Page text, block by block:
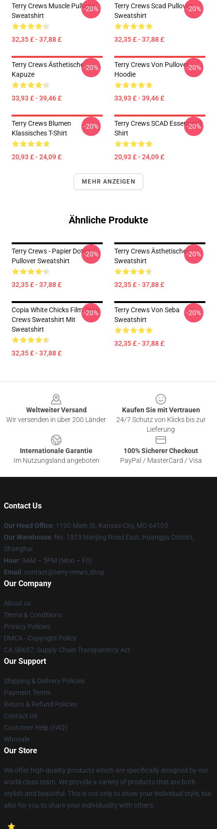
Terry Crews Muscle Pullover
Sweatshirt
32,35 £ - 37,88 £
-20%
Terry Crews Scad Pullover
Sweatshirt
32,35 £ - 37,88 £
-20%
Terry Crews Ästhetische
Kapuze
33,93 £ - 39,46 £
-20%
Terry Crews Von Pullover
Hoodie
33,93 £ - 39,46 £
-20%
Terry Crews Blumen
Klassisches T-Shirt
20,93 £ - 24,09 £
-20%
Terry Crews SCAD Essential T-
Shirt
20,93 £ - 24,09 £
-20%
MEHR ANZEIGEN
Ähnliche Produkte
Terry Crews - Papier Dotes
Pullover Sweatshirt
32,35 £ - 37,88 £
-20%
Terry Crews Ästhetisches
Sweatshirt
32,35 £ - 37,88 £
-20%
Copia White Chicks Film Terry
Crews Sweatshirt Mit
Sweatshirt
32,35 £ - 37,88 £
-20%
Terry Crews Von Seba
Sweatshirt
32,35 £ - 37,88 £
-20%
Weltweiter Versand
Wir versenden in über 200 Länder
Kaufen Sie mit Vertrauen
24/7 Schutz von Klicks bis zur
Lieferung
Internationale Garantie
Im Nutzungsland angeboten
100% Sicherer Checkout
PayPal / MasterCard / Visa
Contact Us
Our Head Office: 1100 Main St, Kansas City, MO 64105
Our Warehouse: No. 1515 Nanjing Road East, Huangpu District,
Shanghai
Hour: 9AM – 5PM (Mon – Fri)
Email : contact@terry-crews.shop
Our Company
About us
Terms & Conditions
Privacy Policies
DMCA - Copyright Policy
CA SB657: Supply Chain Transparency Act
Our Support
Shipping & Delivery Policies
Payment Terms
Return & Refund Policies
Contact Us
Customer Help (FAQ)
Whosale
Our Store
We offer high-quality products which are specifically designed by our
world-class team. We provide a variety of products that are both
stylish and beautiful. This is not only to show your individual style, but
also for you to share your individuality with others.